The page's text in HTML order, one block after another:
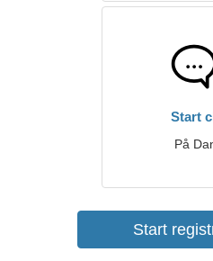
Start
På
Start